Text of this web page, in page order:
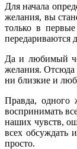
Для начала
желания, вы
только в
передариваются
Да и любимый
желания. Отсюда
ни близкие и
Правда, одного
воспринимать
наших чувств,
всех обсуждать
просто.